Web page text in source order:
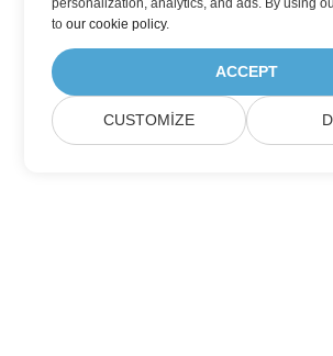
personalization, analytics, and ads. By using
toour cookie policy.
ACCEPT
CUSTOMIZE